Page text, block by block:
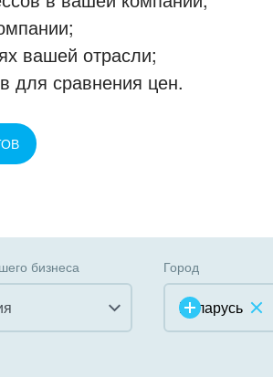
вашей отрасли;
для сравнения цен.
бизнеса Город
Беларусь